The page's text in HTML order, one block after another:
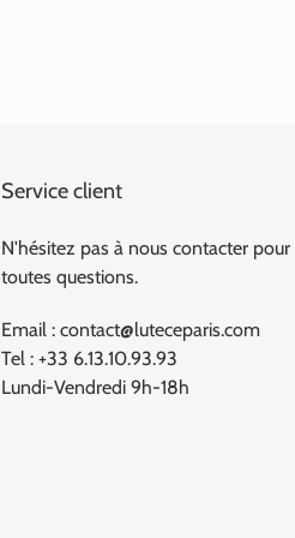
Service client
N'hésitez pas à nous contacter pour
toutes questions.
Email : contact@luteceparis.com
Tel : +33 6.13.10.93.93
Lundi-Vendredi 9h-18h